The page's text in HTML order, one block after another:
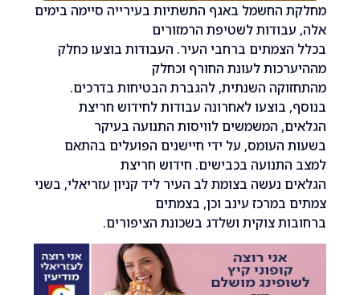
החשמל באגף התשתיות בעירייה סיימה בימים
לשטיפת הרמזורים
ברחבי העיר. העבודות בוצעו כחלק
לעונת החורף וכחלק
השנתית, להגברת הבטיחות בדרכים.
בוצעו לאחרונה עבודות לחידוש חריצת
המשמשים לוויסות התנועה בעיקר
העומס, על ידי חיישנים הפועלים בהתאם
בכבישים. חידוש חריצת
נעשה בצומת לב העיר ליד קניון עזריאלי, בשני
עינב וכן, בצמתים
צוקית ושלדג בשכונת הציפורים.